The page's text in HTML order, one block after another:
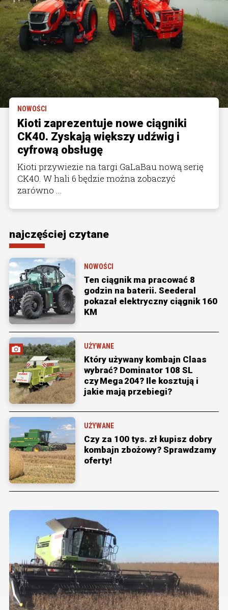
NOWOŚCI
Kioti zaprezentuje nowe ciągniki
CK40. Zyskają większy udźwig i
cyfrową obsługę
Kioti przywiezie na targi GaLaBau nową serię
CK40. W hali 6 będzie można zobaczyć
zarówno ...
najczęściej czytane
NOWOŚCI
Ten ciągnik ma pracować 8
godzin na baterii. Seederal
pokazał elektryczny ciągnik 160
KM
UŻYWANE
Który używany kombajn Claas
wybrać? Dominator 108 SL
czy Mega 204? Ile kosztują i
jakie mają przebiegi?
UŻYWANE
Czy za 100 tys. zł kupisz dobry
kombajn zbożowy? Sprawdzamy
oferty!